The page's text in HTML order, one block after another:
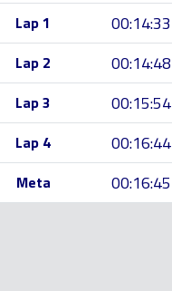
Lap 1
00:14:33
Lap 2 00:14:48
Lap 3 00:15:54
Lap 4 00:16:44
Meta 00:16:45